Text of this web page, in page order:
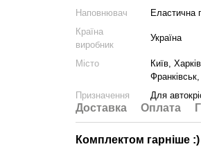
Наповнювач
Еластична
Країна
виробник
Україна
Місто
Київ,
Призначення
Для
Доставка Оплата
Комплектом гарніше :)